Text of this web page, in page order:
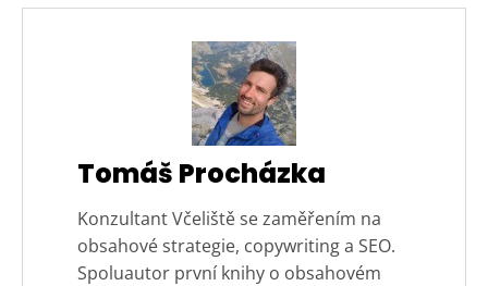
Tomáš Procházka
Konzultant Včeliště se zaměřením na
obsahové strategie, copywriting a SEO.
Spoluautor první knihy o obsahovém